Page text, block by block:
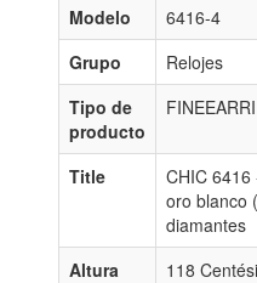
Modelo
6416-4
Grupo
Relojes
Tipo de
producto
Title
CHIC
oro blanco
diamantes
Altura
118